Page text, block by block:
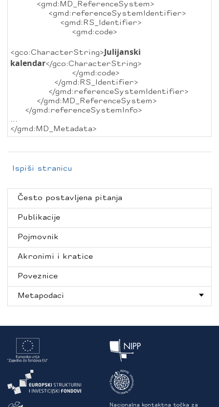
<gmd:MD_ReferenceSystem>
<gmd:referenceSystemIdentifier>
<gmd:RS_Identifier>
<gmd:code>
<gco:CharacterString>Julijanski
kalendar</gco:CharacterString>
</gmd:code>
</gmd:RS_Identifier>
</gmd:referenceSystemIdentifier>
</gmd:MD_ReferenceSystem>
</gmd:referenceSystemInfo>
...
</gmd:MD_Metadata>
Ispiši stranicu
Često postavljena pitanja
Publikacije
Pojmovnik
Akronimi i kratice
Poveznice
Metapodaci
Nacionalna kontaktna točka za